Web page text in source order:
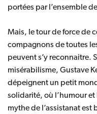
portées par l’ensemble
Mais, le tour de force de
compagnons de toutes
peuvent s’y reconnaitre.
misérabilisme, Gustave
dépeignent un petit
solidarité, où l’humour
mythe de l’assistanat est